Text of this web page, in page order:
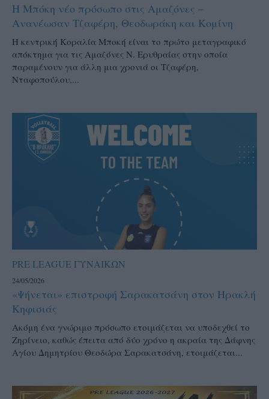
Η Μπόκη νέο πρόσωπο στις Αμαζόνες –
Ανανέωσαν Τζαφέρη, Θεοδωράκη και Κομίνη
Η κεντρική Κοραλία Μποκή είναι το πρώτο μεταγραφικό
απόκτημα για τις Αμαζόνες Ν. Ερυθραίας στην οποία
παραμένουν για άλλη μια χρονιά οι Τζαφέρη,
Νταφοπούλου,...
PRE LEAGUE ΓΥΝΑΙΚΩΝ
24/05/2026
«Ψήνεται» επιστροφή Σαρακατσάνη στον Ηρακλή
Κηφισιάς
Ακόμη ένα γνώριμο πρόσωπο ετοιμάζεται να υποδεχθεί το
Ζηρίνειο, καθώς έπειτα από δύο χρόνο η ακραία της Δάφνης
Αγίου Δημητρίου Θεοδώρα Σαρακατσάνη, ετοιμάζεται...